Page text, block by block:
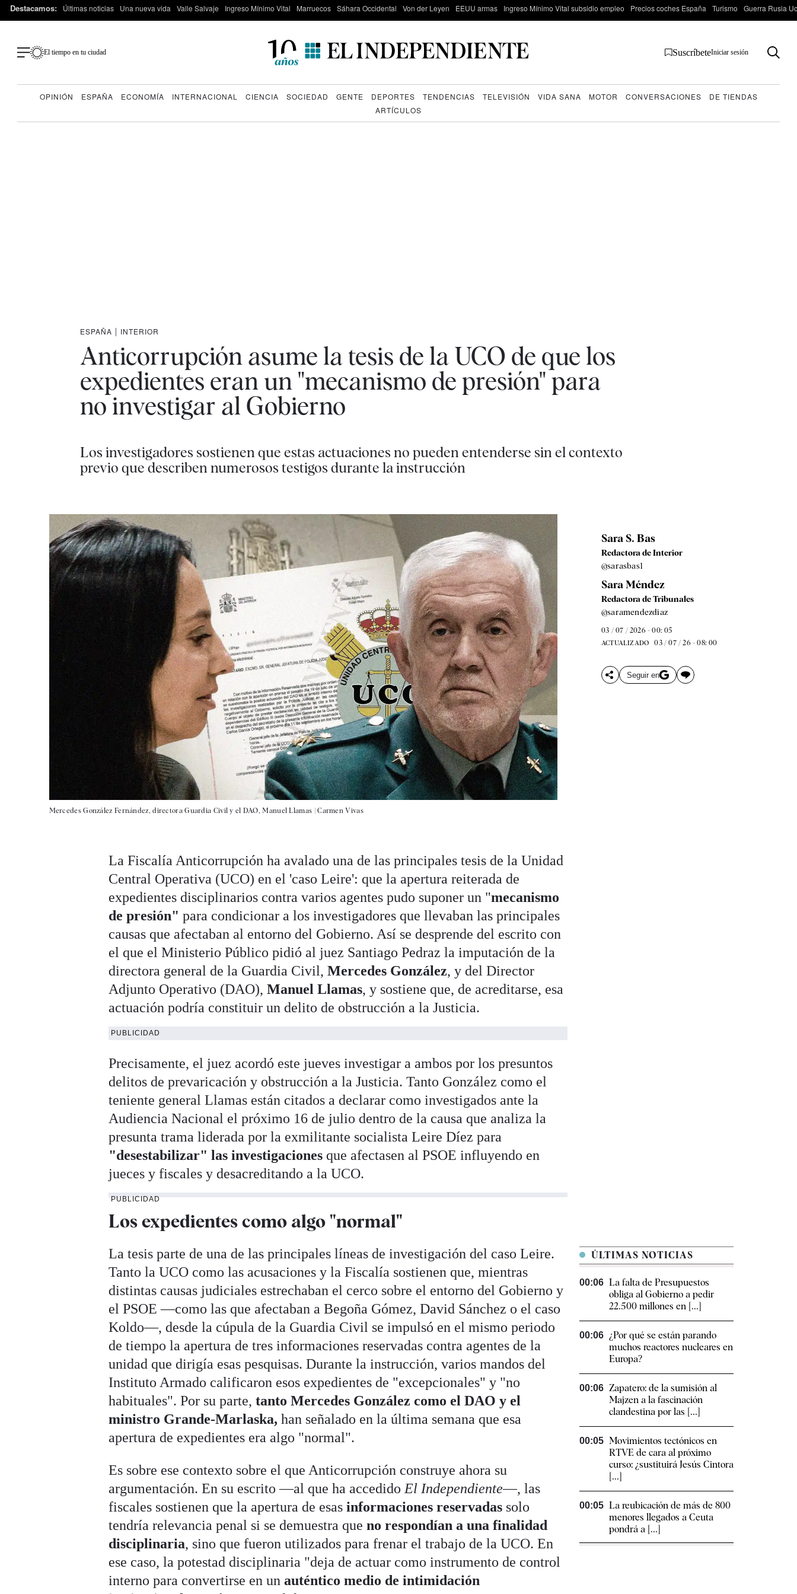
Destacamos: Últimas noticias Una nueva vida Valle Salvaje Ingreso Mínimo Vital Marruecos Sáhara Occidental Von der Leyen EEUU armas Ingreso Mínimo Vital subsidio empleo Precios coches España Turismo Guerra Rusia
El tiempo en tu ciudad SuscríbeteIniciar sesión
OPINIÓN ESPAÑA ECONOMÍA INTERNACIONAL CIENCIA SOCIEDAD GENTE DEPORTES TENDENCIAS TELEVISIÓN VIDA SANA MOTOR CONVERSACIONES
DE TIENDAS
ARTÍCULOS
ESPAÑA | INTERIOR
Anticorrupción asume la tesis de la UCO de que los
expedientes eran un "mecanismo de presión" para
no investigar al Gobierno
Los investigadores sostienen que estas actuaciones no pueden entenderse sin el contexto
previo que describen numerosos testigos durante la instrucción
Mercedes González Fernández, directora Guardia Civil y el DAO, Manuel Llamas |Carmen Vivas
Sara S. Bas
Redactora de Interior
@sarasbas1
Sara Méndez
Redactora de Tribunales
@saramendezdiaz
03 / 07 / 2026 - 00: 05
ACTUALIZADO 03 / 07 / 26 - 08: 00
Seguir en
La Fiscalía Anticorrupción ha avalado una de las principales tesis de la Unidad
Central Operativa (UCO) en el 'caso Leire': que la apertura reiterada de
expedientes disciplinarios contra varios agentes pudo suponer un "mecanismo
de presión"para condicionar a los investigadores que llevaban las principales
causas que afectaban al entorno del Gobierno. Así se desprende del escrito con
el que el Ministerio Público pidió al juez Santiago Pedraz la imputación de la
directora general de la Guardia Civil,Mercedes González, y del Director
Adjunto Operativo (DAO),Manuel Llamas, y sostiene que, de acreditarse, esa
actuación podría constituir un delito de obstrucción a la Justicia.
PUBLICIDAD
Precisamente, el juez acordó este jueves investigar a ambos por los presuntos
delitos de prevaricación y obstrucción a la Justicia. Tanto González como el
teniente general Llamas están citados a declarar como investigados ante la
Audiencia Nacional el próximo 16 de julio dentro de la causa que analiza la
presunta trama liderada por la exmilitante socialista Leire Díez para
"desestabilizar" las investigacionesque afectasen al PSOE influyendo en
jueces y fiscales y desacreditando a la UCO.
PUBLICIDAD
Los expedientes como algo "normal"
La tesis parte de una de las principales líneas de investigación del caso Leire.
Tanto la UCO como las acusaciones y la Fiscalía sostienen que, mientras
distintas causas judiciales estrechaban el cerco sobre el entorno del Gobierno y
el PSOE —como las que afectaban a Begoña Gómez, David Sánchez o el caso
Koldo—, desde la cúpula de la Guardia Civil se impulsó en el mismo periodo
de tiempo la apertura de tres informaciones reservadas contra agentes de la
unidad que dirigía esas pesquisas. Durante la instrucción, varios mandos del
Instituto Armado calificaron esos expedientes de "excepcionales" y "no
habituales". Por su parte,tanto Mercedes González como el DAO y el
ministro Grande-Marlaska,han señalado en la última semana que esa
apertura de expedientes era algo "normal".
Es sobre ese contexto sobre el que Anticorrupción construye ahora su
argumentación. En su escrito —al que ha accedido El Independiente—, las
fiscales sostienen que la apertura de esas informaciones reservadas solo
tendría relevancia penal si se demuestra queno respondían a una finalidad
disciplinaria, sino que fueron utilizados para frenar el trabajo de la UCO. En
ese caso, la potestad disciplinaria "deja de actuar como instrumento de control
interno para convertirse en un auténtico medio de intimidación
ÚLTIMAS NOTICIAS
00:06 La falta de Presupuestos
obliga al Gobierno a pedir
22.500 millones en [...]
00:06 ¿Por qué se están parando
muchos reactores nucleares en
Europa?
00:06 Zapatero: de la sumisión al
Majzen a la fascinación
clandestina por las [...]
00:05 Movimientos tectónicos en
RTVE de cara al próximo
curso: ¿sustituirá Jesús Cintora
[...]
00:05 La reubicación de más de 800
menores llegados a Ceuta
pondrá a [...]